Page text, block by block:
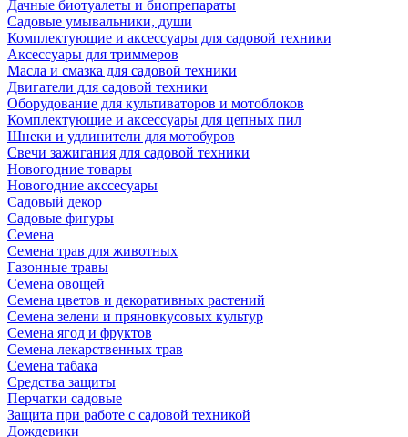
Дачные биотуалеты и биопрепараты
Садовые умывальники, души
Комплектующие и аксессуары для садовой техники
Аксессуары для триммеров
Масла и смазка для садовой техники
Двигатели для садовой техники
Оборудование для культиваторов и мотоблоков
Комплектующие и аксессуары для цепных пил
Шнеки и удлинители для мотобуров
Свечи зажигания для садовой техники
Новогодние товары
Новогодние акссесуары
Садовый декор
Садовые фигуры
Семена
Семена трав для животных
Газонные травы
Семена овощей
Семена цветов и декоративных растений
Семена зелени и пряновкусовых культур
Семена ягод и фруктов
Семена лекарственных трав
Семена табака
Средства защиты
Перчатки садовые
Защита при работе с садовой техникой
Дождевики